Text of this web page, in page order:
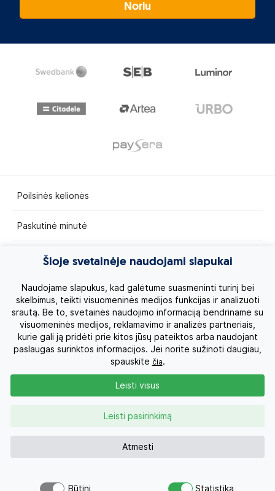
Noriu
Poilsinės kelionės
Paskutinė minutė
Egzotinės kelionės
Kruizai
Kelionės po Lietuvą
Apie mus
Privatumo politika
Kontaktai
Šioje svetainėje naudojami slapukai
Naudojame slapukus, kad galėtume suasmeninti turinį bei
skelbimus, teikti visuomeninės medijos funkcijas ir analizuoti
srautą. Be to, svetainės naudojimo informaciją bendriname su
visuomeninės medijos, reklamavimo ir analizės partneriais,
kurie gali ją pridėti prie kitos jūsų pateiktos arba naudojant
paslaugas surinktos informacijos. Jei norite sužinoti daugiau,
spauskite čia.
Atmesti
Leisti pasirinkimą
Leisti visus
Būtini Statistika